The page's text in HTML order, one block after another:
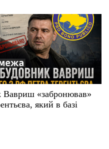
Вавриш «забронював»
який в базі